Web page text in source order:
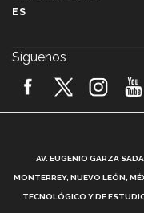
2026!
¿Cómo es
ES
Síguenos
AV. EUGENIO GARZA
MONTERREY, NUEVO LEÓN,
TECNOLÓGICO Y DE